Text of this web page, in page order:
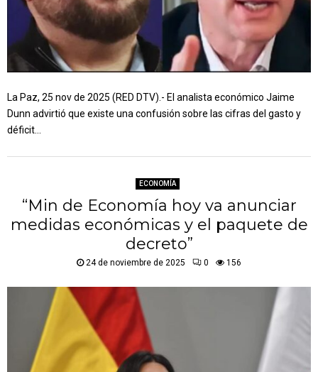
La Paz, 25 nov de 2025 (RED DTV).- El analista económico Jaime
Dunn advirtió que existe una confusión sobre las cifras del gasto y
déficit...
ECONOMÍA
“Min de Economía hoy va anunciar
medidas económicas y el paquete de
decreto”
24 de noviembre de 2025 0 156